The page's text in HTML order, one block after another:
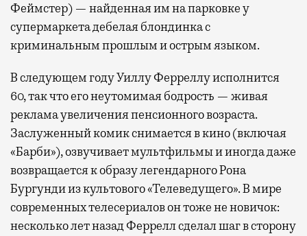
Феймстер) — найденная им на парковке у
супермаркета дебелая блондинка с
криминальным прошлым и острым языком.
В следующем году Уиллу Ферреллу исполнится
60, так что его неутомимая бодрость — живая
реклама увеличения пенсионного возраста.
Заслуженный комик снимается в кино (включая
«Барби»), озвучивает мультфильмы и иногда даже
возвращается к образу легендарного Рона
Бургунди из культового «Телеведущего». В мире
современных телесериалов он тоже не новичок:
несколько лет назад Феррелл сделал шаг в сторону